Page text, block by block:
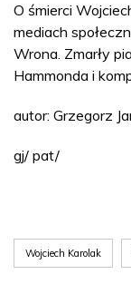
O śmierci
mediach
Wrona. Zmarły
Hammonda i
autor: Grzegorz
gj/ pat/
Wojciech Karolak